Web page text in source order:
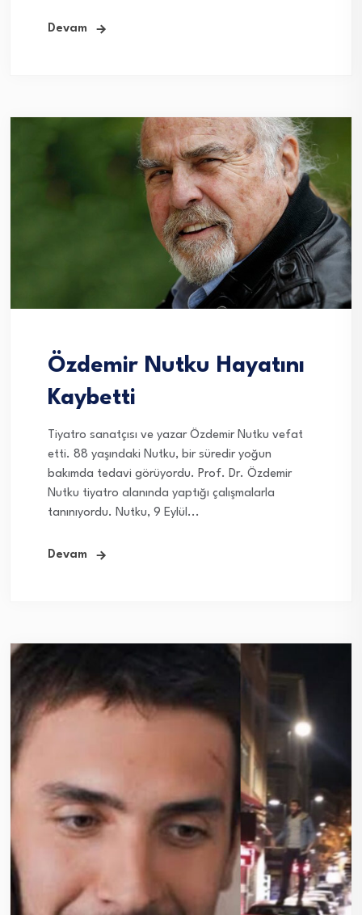
Devam
Özdemir Nutku Hayatını
Kaybetti
Tiyatro sanatçısı ve yazar Özdemir Nutku vefat
etti. 88 yaşındaki Nutku, bir süredir yoğun
bakımda tedavi görüyordu. Prof. Dr. Özdemir
Nutku tiyatro alanında yaptığı çalışmalarla
tanınıyordu. Nutku, 9 Eylül...
Devam